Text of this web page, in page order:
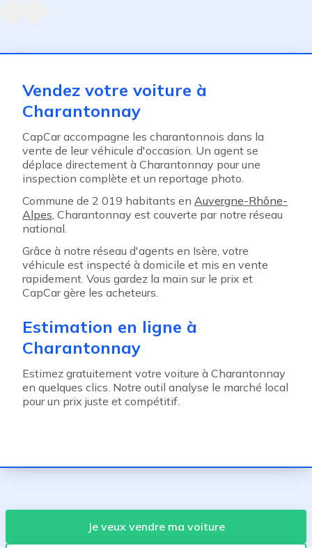
Vendez votre voiture à
Charantonnay
CapCar accompagne les charantonnois dans la
vente de leur véhicule d'occasion. Un agent se
déplace directement à Charantonnay pour une
inspection complète et un reportage photo.
Commune de 2 019 habitants en Auvergne-Rhône-
Alpes, Charantonnay est couverte par notre réseau
national.
Grâce à notre réseau d'agents en Isère, votre
véhicule est inspecté à domicile et mis en vente
rapidement. Vous gardez la main sur le prix et
CapCar gère les acheteurs.
Estimation en ligne à
Charantonnay
Estimez gratuitement votre voiture à Charantonnay
en quelques clics. Notre outil analyse le marché local
pour un prix juste et compétitif.
Je veux vendre ma voiture